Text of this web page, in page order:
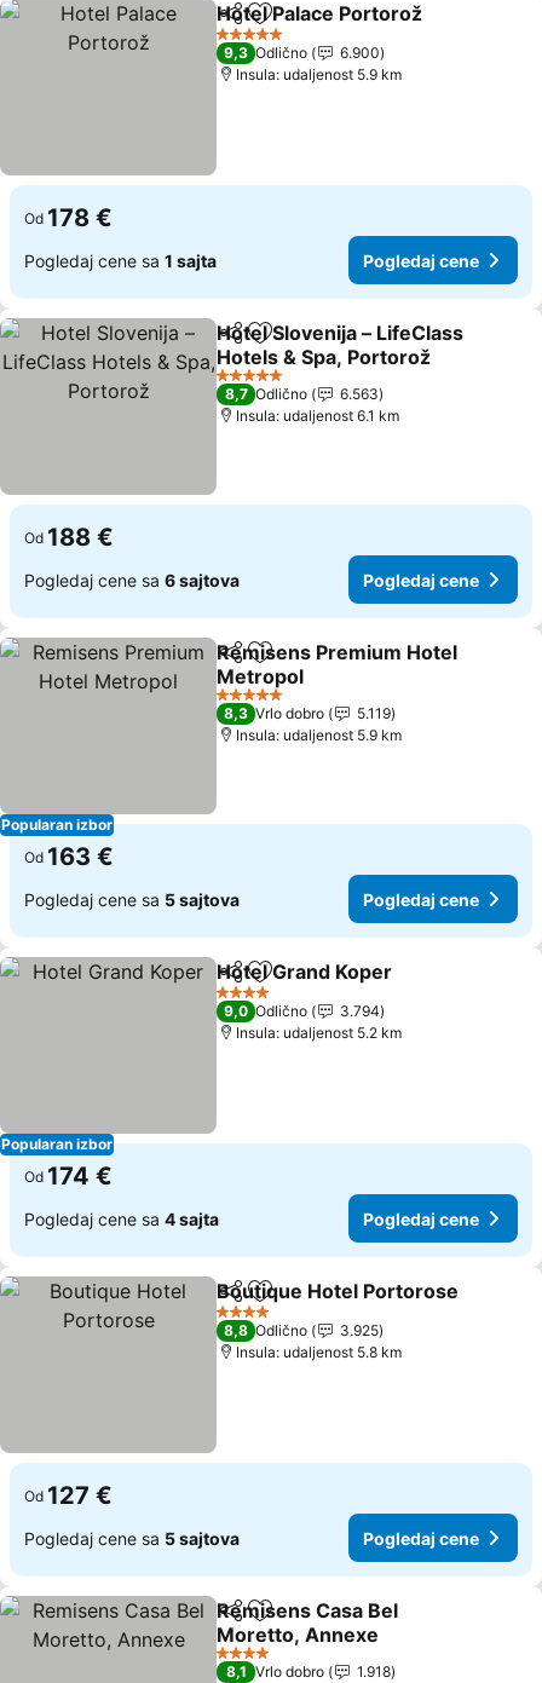
Deli Dodati u favorite
Hotel Palace Portorož
5 Zvezdice
9,3 Odlično
6.900
Insula: udaljenost 5.9 km
Od 178 €
Pogledaj cene sa 1 sajta Pogledaj cene
Deli Dodati u favorite
Hotel Slovenija – LifeClass
Hotels & Spa, Portorož
Pogledaj cene
5 Zvezdice
8,7 Odlično
6.563
Insula: udaljenost 6.1 km
Od 188 €
Pogledaj cene sa 6 sajtova Pogledaj cene
Popularan izbor
Deli Dodati u favorite
Remisens Premium Hotel
Metropol
Pogledaj cene
5 Zvezdice
8,3 Vrlo dobro
5.119
Insula: udaljenost 5.9 km
Od 163 €
Pogledaj cene sa 5 sajtova Pogledaj cene
Popularan izbor
Deli Dodati u favorite
Hotel Grand Koper
4 Zvezdice
9,0 Odlično
3.794
Insula: udaljenost 5.2 km
Od 174 €
Pogledaj cene sa 4 sajta Pogledaj cene
Deli Dodati u favorite
Boutique Hotel Portorose
4 Zvezdice
8,8 Odlično
3.925
Insula: udaljenost 5.8 km
Od 127 €
Pogledaj cene sa 5 sajtova Pogledaj cene
Deli Dodati u favorite
Remisens Casa Bel
Moretto, Annexe
Pogledaj cene
4 Zvezdice
8,1 Vrlo dobro
1.918